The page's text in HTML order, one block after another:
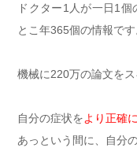
ドクター1人が一日1
とこ年365個の情報です
機械に220万の論文を
自分の症状をより正確に
あっという間に、自分